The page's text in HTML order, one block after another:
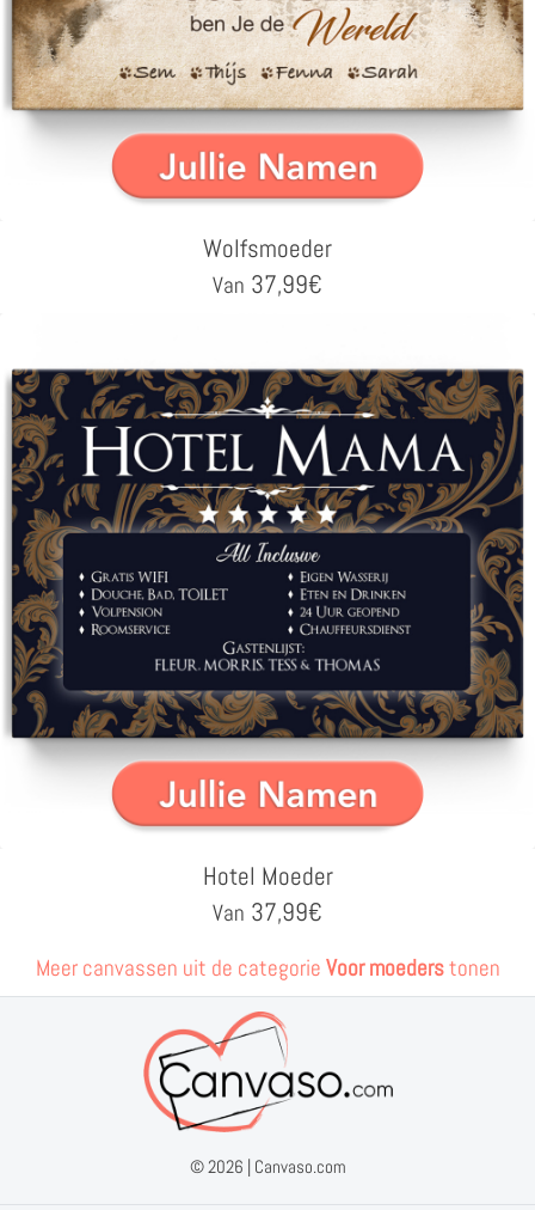
Wolfsmoeder
Van 37,99€
Hotel Moeder
Van 37,99€
Meer canvassen uit de categorie Voor moederstonen
© 2026 | Canvaso.com